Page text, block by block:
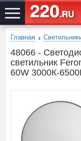
ЭЛЕКТРОСАЙТ№1
Главная
48066 -
светильник
60W 3000К-